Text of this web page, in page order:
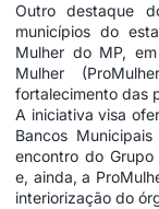
Outro destaque
municípios do
Mulher do MP,
Mulher
fortalecimento das
A iniciativa visa
Bancos
encontro do
e, ainda, a
interiorização do